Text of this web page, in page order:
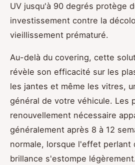
UV jusqu'à 90 degrés protège
investissement contre la
vieillissement prématuré.
Au-delà du covering, cette
révèle son efficacité sur les
les jantes et même les vitres,
général de votre véhicule. Les
renouvellement nécessaire
généralement après 8 à 12
normale, lorsque l'effet perlant
brillance s'estompe légèrement.